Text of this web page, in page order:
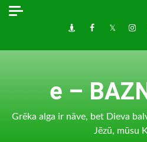
Skip
DraugiemFacebook
Twitter
e –
Grēka alga ir nāve, bet Dieva
Jēzū, mūsu